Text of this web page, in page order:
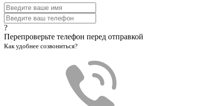
?
Перепроверьте телефон перед отправкой
Как удобнее созвониться?